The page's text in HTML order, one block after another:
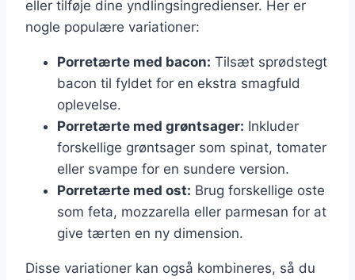
eller tilføje dine yndlingsingredienser. Her er
nogle populære variationer:
Porretærte med bacon: Tilsæt sprødstegt
bacon til fyldet for en ekstra smagfuld
oplevelse.
Porretærte med grøntsager: Inkluder
forskellige grøntsager som spinat, tomater
eller svampe for en sundere version.
Porretærte med ost: Brug forskellige oste
som feta, mozzarella eller parmesan for at
give tærten en ny dimension.
Disse variationer kan også kombineres, så du